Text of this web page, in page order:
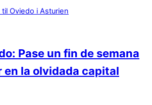
Pase un fin de semana
en la olvidada capital